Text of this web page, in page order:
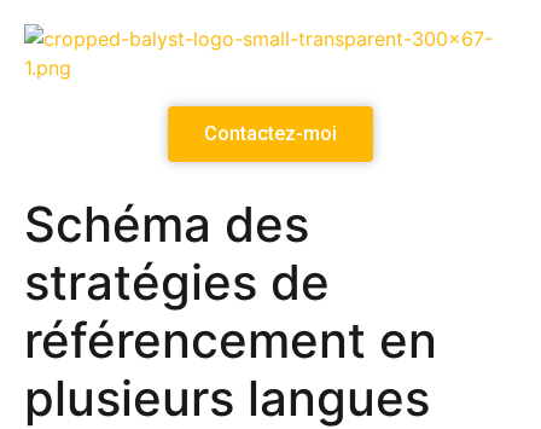
Contactez-moi
Schéma des
stratégies de
référencement en
plusieurs langues